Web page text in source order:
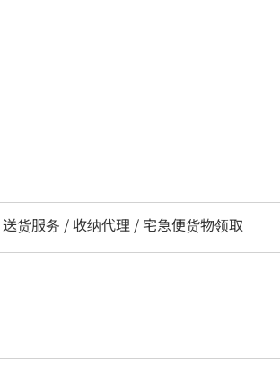
货服务 / 收纳代理 / 宅急便货物领取